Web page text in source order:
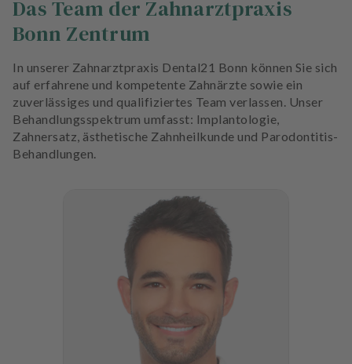
Das Team der Zahnarztpraxis
Bonn Zentrum
In unserer Zahnarztpraxis Dental21 Bonn können Sie sich
auf erfahrene und kompetente Zahnärzte sowie ein
zuverlässiges und qualifiziertes Team verlassen. Unser
Behandlungsspektrum umfasst: Implantologie,
Zahnersatz, ästhetische Zahnheilkunde und Parodontitis-
Behandlungen.